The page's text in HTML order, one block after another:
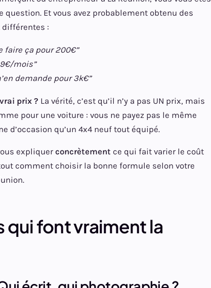
question. Et vous avez probablement obtenu des
:
faire ça pour 200€”
mois”
demande pour 3k€”
prix ? La vérité, c’est qu’il n’y a pas UN prix, mais
pour une voiture : vous ne payez pas le même
d’occasion qu’un 4x4 neuf tout équipé.
expliquer concrètement ce qui fait varier le coût
comment choisir la bonne formule selon votre
qui font vraiment la